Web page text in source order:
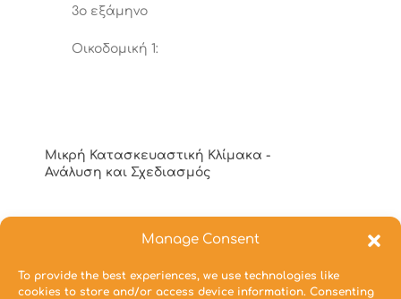
Manage Consent
To provide the best experiences, we use technologies like
cookies to store and/or access device information. Consenting
3ο εξάμηνο
Οικοδομική 1:
Μικρή Κατασκευαστική Κλίμακα -
Ανάλυση και Σχεδιασμός
Αρχιτεκτονικός Σχεδιασμός 6_Ν: